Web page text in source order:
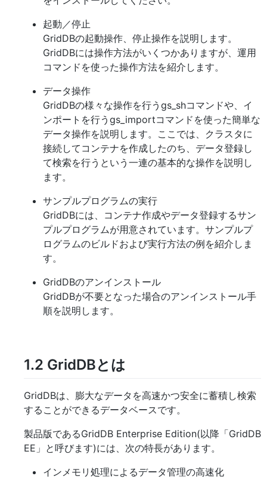
起動／停止
GridDBの起動操作、停止操作を説明します。
GridDBには操作方法がいくつかありますが、運用
コマンドを使った操作方法を紹介します。
データ操作
GridDBの様々な操作を行うgs_shコマンドや、イ
ンポートを行うgs_importコマンドを使った簡単な
データ操作を説明します。ここでは、クラスタに
接続してコンテナを作成したのち、データ登録し
て検索を行うという一連の基本的な操作を説明し
ます。
サンプルプログラムの実行
GridDBには、コンテナ作成やデータ登録するサン
プルプログラムが用意されています。サンプルプ
ログラムのビルドおよび実行方法の例を紹介しま
す。
GridDBのアンインストール
GridDBが不要となった場合のアンインストール手
順を説明します。
1.2 GridDBとは
GridDBは、膨大なデータを高速かつ安全に蓄積し検索
することができるデータベースです。
製品版であるGridDB Enterprise Edition(以降「GridDB
EE」と呼びます)には、次の特長があります。
インメモリ処理によるデータ管理の高速化